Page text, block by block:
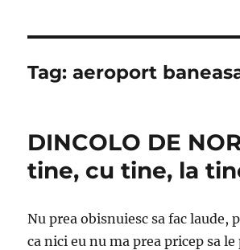
Tag:aeroport
DINCOLO DE
tine, cu tine, la
Nu prea obisnuiesc sa fac laude,
ca nici eu nu ma prea pricep sa le